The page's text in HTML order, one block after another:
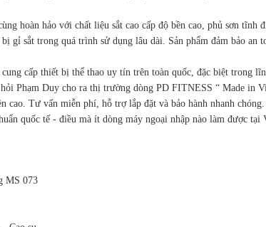
hoàn hảo với chất liệu sắt cao cấp độ bền cao, phủ sơn
gỉ sắt trong quá trình sử dụng lâu dài. Sản phẩm đảm bảo
cấp thiết bị thể thao uy tín trên toàn quốc, đặc biệt trong
Phạm Duy cho ra thị trường dòng PD FITNESS “ Made in
cao. Tư vấn miễn phí, hỗ trợ lắp đặt và bảo hành nhanh
quốc tế - điều mà ít dòng máy ngoại nhập nào làm được tại
MS 073